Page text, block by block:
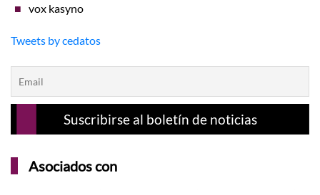
vox kasyno
Tweets by cedatos
Asociados con